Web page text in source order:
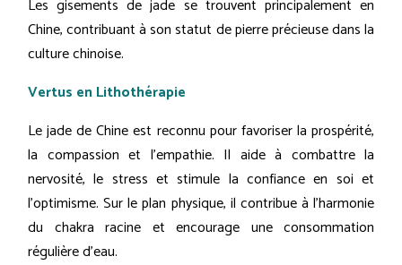
Les gisements de jade se trouvent principalement en
Chine, contribuant à son statut de pierre précieuse dans la
culture chinoise.
Vertus en Lithothérapie
Le jade de Chine est reconnu pour favoriser la prospérité,
la compassion et l'empathie. Il aide à combattre la
nervosité, le stress et stimule la confiance en soi et
l'optimisme. Sur le plan physique, il contribue à l'harmonie
du chakra racine et encourage une consommation
régulière d'eau.